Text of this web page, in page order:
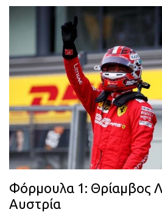
Φόρμουλα 1: Θρίαμβος
Αυστρία